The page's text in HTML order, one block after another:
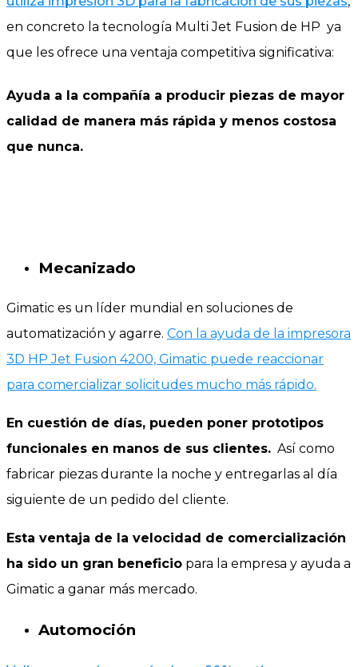
en concreto la tecnología Multi Jet Fusion de HP ya
que les ofrece una ventaja competitiva significativa:
Ayuda a la compañía a producir piezas de mayor
calidad de manera más rápida y menos costosa
que nunca.
Mecanizado
Gimatic es un líder mundial en soluciones de
automatización y agarre. Con la ayuda de la impresora
3D HP Jet Fusion 4200, Gimatic puede reaccionar
para comercializar solicitudes mucho más rápido.
En cuestión de días, pueden poner prototipos
funcionales en manos de sus clientes. Así como
fabricar piezas durante la noche y entregarlas al día
siguiente de un pedido del cliente.
Esta ventaja de la velocidad de comercialización
ha sido un gran beneficio para la empresa y ayuda a
Gimatic a ganar más mercado.
Automoción